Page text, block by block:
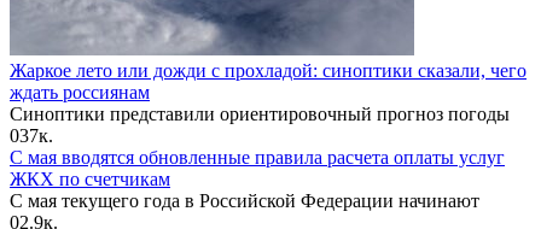
Жаркое лето или дожди с прохладой: синоптики сказали, чего
ждать россиянам
Синоптики представили ориентировочный прогноз погоды
037к.
С мая вводятся обновленные правила расчета оплаты услуг
ЖКХ по счетчикам
С мая текущего года в Российской Федерации начинают
02.9к.